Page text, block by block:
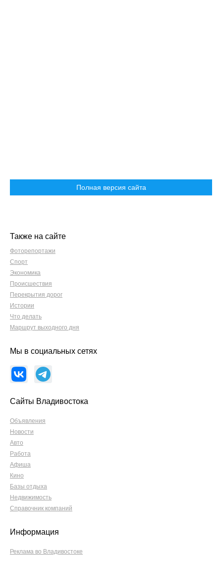
Полная версия сайта
Также на сайте
Фоторепортажи
Спорт
Экономика
Происшествия
Перекрытия дорог
Истории
Что делать
Маршрут выходного дня
Мы в социальных сетях
Сайты Владивостока
Объявления
Новости
Авто
Работа
Афиша
Кино
Базы отдыха
Недвижимость
Справочник компаний
Информация
Реклама во Владивостоке